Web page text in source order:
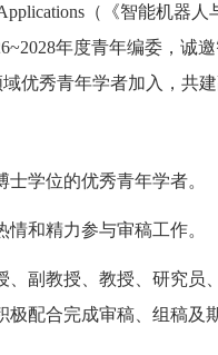
Applications（《智能机
年度青年编委，诚
优秀青年学者加入，共建
学位的优秀青年学者。
和精力参与审稿工作。
副教授、教授、研究
配合完成审稿、组稿及